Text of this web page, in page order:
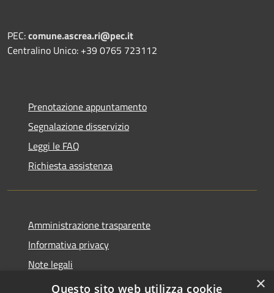
PEC:comune.ascrea.ri@pec.it
Centralino Unico: +39 0765 723112
Prenotazione appuntamento
Segnalazione disservizio
Leggi le FAQ
Richiesta assistenza
Amministrazione trasparente
Informativa privacy
Note legali
Dichiarazione di accessibilità
×
Questo sito web utilizza cookie